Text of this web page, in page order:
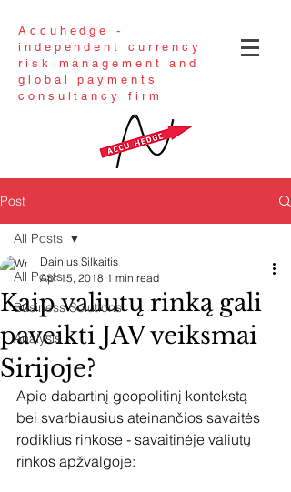
Accuhedge -
independent currency
risk management and
global payments
consultancy firm
Post
All Posts
Business Solutions
Analysis
All Posts
Kaip valiutų rinką gali
paveikti JAV veiksmai
Sirijoje?
Dainius Silkaitis
Apr 15, 2018 1 min read
Apie dabartinį geopolitinį kontekstą
bei svarbiausius ateinančios savaitės
rodiklius rinkose - savaitinėje valiutų
rinkos apžvalgoje: